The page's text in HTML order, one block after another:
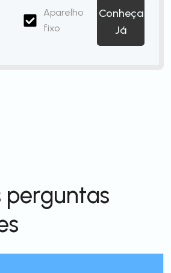
Aparelho
fixo
Conheça
Já
perguntas